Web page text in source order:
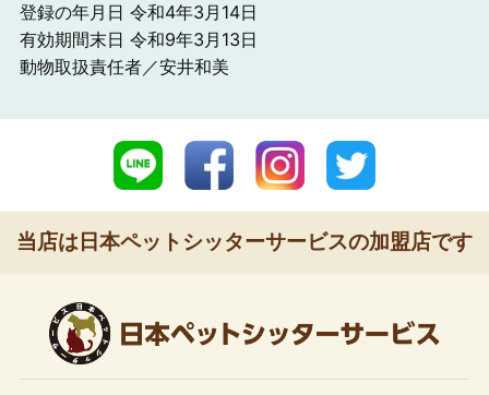
登録の年月日 令和4年3月14日
有効期間末日 令和9年3月13日
動物取扱責任者／安井和美
当店は日本ペットシッターサービスの加盟店です